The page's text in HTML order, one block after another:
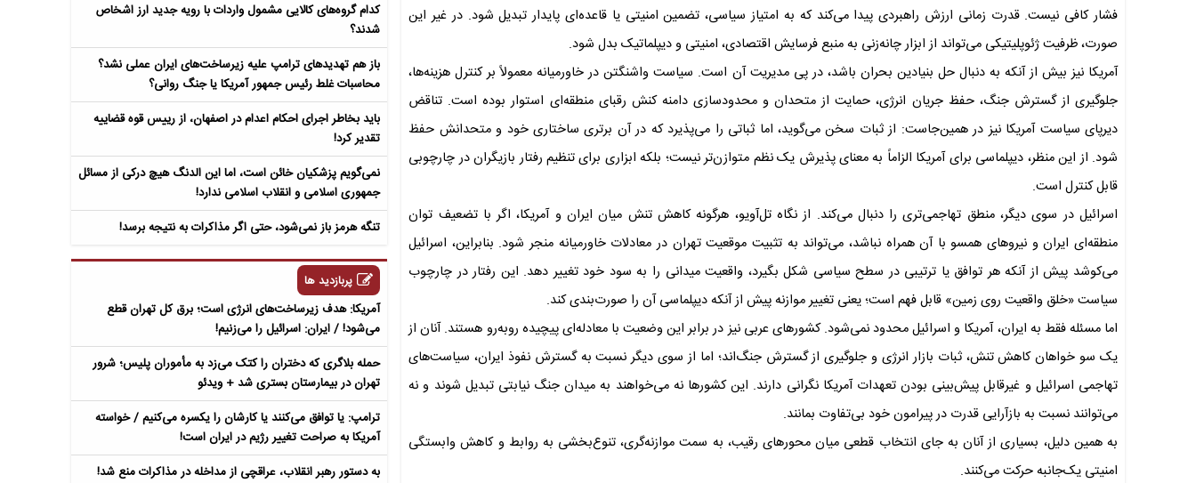
فشار کافی نیست. قدرت زمانی ارزش راهبردی پیدا می‌کند که به امتیاز سیاسی، تضمین امنیتی یا قاعده‌ای پایدار تبدیل شود. در غیر این
صورت، ظرفیت ژئوپلیتیکی می‌تواند از ابزار چانه‌زنی به منبع فرسایش اقتصادی، امنیتی و دیپلماتیک بدل شود.
آمریکا نیز بیش از آنکه به دنبال حل بنیادین بحران باشد، در پی مدیریت آن است. سیاست واشنگتن در خاورمیانه معمولاً بر کنترل هزینه‌ها،
جلوگیری از گسترش جنگ، حفظ جریان انرژی، حمایت از متحدان و محدودسازی دامنه کنش رقبای منطقه‌ای استوار بوده است. تناقض
دیرپای سیاست آمریکا نیز در همین‌جاست: از ثبات سخن می‌گوید، اما ثباتی را می‌پذیرد که در آن برتری ساختاری خود و متحدانش حفظ
شود. از این منظر، دیپلماسی برای آمریکا الزاماً به معنای پذیرش یک نظم متوازن‌تر نیست؛ بلکه ابزاری برای تنظیم رفتار بازیگران در چارچوبی
قابل کنترل است.
اسرائیل در سوی دیگر، منطق تهاجمی‌تری را دنبال می‌کند. از نگاه تل‌آویو، هرگونه کاهش تنش میان ایران و آمریکا، اگر با تضعیف توان
منطقه‌ای ایران و نیروهای همسو با آن همراه نباشد، می‌تواند به تثبیت موقعیت تهران در معادلات خاورمیانه منجر شود. بنابراین، اسرائیل
می‌کوشد پیش از آنکه هر توافق یا ترتیبی در سطح سیاسی شکل بگیرد، واقعیت میدانی را به سود خود تغییر دهد. این رفتار در چارچوب
سیاست «خلق واقعیت روی زمین» قابل فهم است؛ یعنی تغییر موازنه پیش از آنکه دیپلماسی آن را صورت‌بندی کند.
اما مسئله فقط به ایران، آمریکا و اسرائیل محدود نمی‌شود. کشورهای عربی نیز در برابر این وضعیت با معادله‌ای پیچیده روبه‌رو هستند. آنان از
یک سو خواهان کاهش تنش، ثبات بازار انرژی و جلوگیری از گسترش جنگ‌اند؛ اما از سوی دیگر نسبت به گسترش نفوذ ایران، سیاست‌های
تهاجمی اسرائیل و غیرقابل پیش‌بینی بودن تعهدات آمریکا نگرانی دارند. این کشورها نه می‌خواهند به میدان جنگ نیابتی تبدیل شوند و نه
می‌توانند نسبت به بازآرایی قدرت در پیرامون خود بی‌تفاوت بمانند.
به همین دلیل، بسیاری از آنان به جای انتخاب قطعی میان محورهای رقیب، به سمت موازنه‌گری، تنوع‌بخشی به روابط و کاهش وابستگی
امنیتی یک‌جانبه حرکت می‌کنند.
کدام گروه‌های کالایی مشمول واردات با رویه جدید ارز اشخاص
شدند؟
باز هم تهدیدهای ترامپ علیه زیرساخت‌های ایران عملی نشد؟
محاسبات غلط رئیس جمهور آمریکا یا جنگ روانی؟
باید بخاطر اجرای احکام اعدام در اصفهان، از رییس قوه قضاییه
تقدیر کرد!
نمی‌گویم پزشکیان خائن است، اما این الدنگ هیچ درکی از مسائل
جمهوری اسلامی و انقلاب اسلامی ندارد!
تنگه هرمز باز نمی‌شود، حتی اگر مذاکرات به نتیجه برسد!
پربازدید ها
آمریکا: هدف زیرساخت‌های انرژی است؛ برق کل تهران قطع
می‌شود! / ایران: اسرائیل را می‌زنیم!
حمله بلاگری که دختران را کتک می‌زد به مأموران پلیس؛ شرور
تهران در بیمارستان بستری شد + ویدئو
ترامپ: یا توافق می‌کنند یا کارشان را یکسره می‌کنیم / خواسته
آمریکا به صراحت تغییر رژیم در ایران است!
به دستور رهبر انقلاب، عراقچی از مداخله در مذاکرات منع شد!